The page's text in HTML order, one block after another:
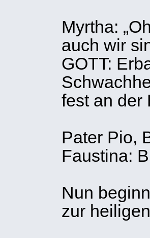
Myrtha:
auch wir
GOTT:
fest an der
Pater Pio,
Faustina:
Nun
zur